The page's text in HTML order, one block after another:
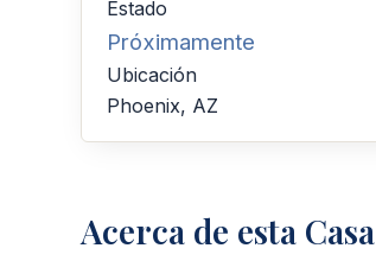
Estado
Próximamente
Ubicación
Phoenix, AZ
Acerca de esta Casa